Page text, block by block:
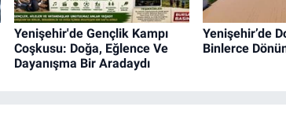
Yenişehir'de Gençlik Kampı
Coşkusu: Doğa, Eğlence Ve
Dayanışma Bir Aradaydı
Yenişehir’de
Binlerce